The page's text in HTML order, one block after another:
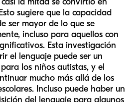
sugiere que la capacidad
ser mayor de lo que se
incluso para aquellos con
Esta investigación
el lenguaje puede ser un
los niños autistas, y el
mucho más allá de los
Incluso puede haber un
del lenguaje para algunos